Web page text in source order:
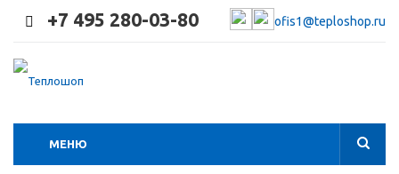
+7 495 280-03-80 ofis1@teploshop.ru
МЕНЮ